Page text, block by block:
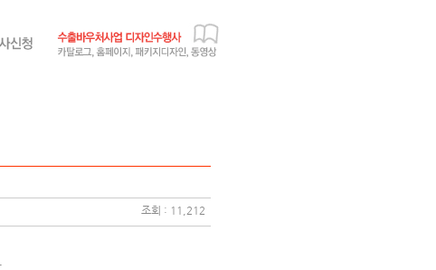
조회 : 11,212